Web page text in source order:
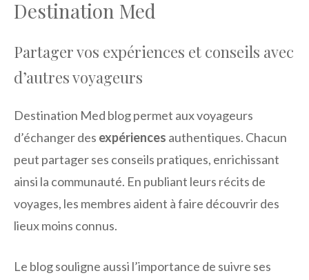
Destination Med
Partager vos expériences et conseils avec
d’autres voyageurs
Destination Med blog permet aux voyageurs
d’échanger des expériences authentiques. Chacun
peut partager ses conseils pratiques, enrichissant
ainsi la communauté. En publiant leurs récits de
voyages, les membres aident à faire découvrir des
lieux moins connus.
Le blog souligne aussi l’importance de suivre ses